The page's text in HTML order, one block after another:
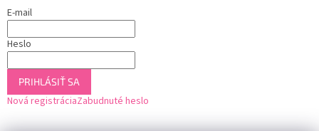
E-mail
Heslo
PRIHLÁSIŤ SA
Nová registráciaZabudnuté heslo